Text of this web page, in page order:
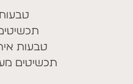
טבעות
טבעות
תכשיטים